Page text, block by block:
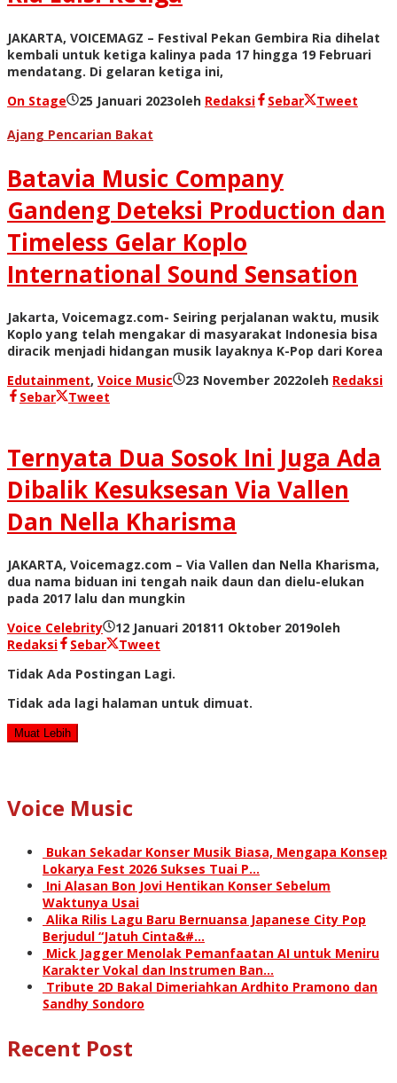
JAKARTA, VOICEMAGZ – Festival Pekan Gembira Ria dihelat
kembali untuk ketiga kalinya pada 17 hingga 19 Februari
mendatang. Di gelaran ketiga ini,
On Stage
25 Januari 2023oleh Redaksi Sebar
Tweet
Ajang Pencarian Bakat
Batavia Music Company
Gandeng Deteksi Production dan
Timeless Gelar Koplo
International Sound Sensation
Jakarta, Voicemagz.com- Seiring perjalanan waktu, musik
Koplo yang telah mengakar di masyarakat Indonesia bisa
diracik menjadi hidangan musik layaknya K-Pop dari Korea
Edutainment, Voice Music 23 November 2022oleh Redaksi
Sebar
Tweet
Ternyata Dua Sosok Ini Juga Ada
Dibalik Kesuksesan Via Vallen
Dan Nella Kharisma
JAKARTA, Voicemagz.com – Via Vallen dan Nella Kharisma,
dua nama biduan ini tengah naik daun dan dielu-elukan
pada 2017 lalu dan mungkin
Voice Celebrity
12 Januari 201811 Oktober 2019oleh
Redaksi
Sebar
Tweet
Tidak Ada Postingan Lagi.
Tidak ada lagi halaman untuk dimuat.
Muat Lebih
Voice Music
Bukan Sekadar Konser Musik Biasa, Mengapa Konsep
Lokarya Fest 2026 Sukses Tuai P…
Ini Alasan Bon Jovi Hentikan Konser Sebelum
Waktunya Usai
Alika Rilis Lagu Baru Bernuansa Japanese City Pop
Berjudul “Jatuh Cinta&#…
Mick Jagger Menolak Pemanfaatan AI untuk Meniru
Karakter Vokal dan Instrumen Ban…
Tribute 2D Bakal Dimeriahkan Ardhito Pramono dan
Sandhy Sondoro
Recent Post